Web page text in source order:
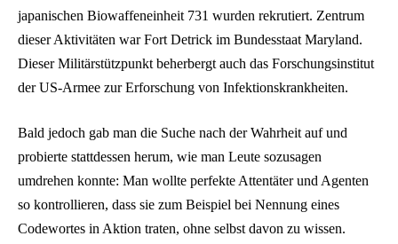
japanischen Biowaffeneinheit 731 wurden rekrutiert. Zentrum
dieser Aktivitäten war Fort Detrick im Bundesstaat Maryland.
Dieser Militärstützpunkt beherbergt auch das Forschungsinstitut
der US-Armee zur Erforschung von Infektionskrankheiten.
Bald jedoch gab man die Suche nach der Wahrheit auf und
probierte stattdessen herum, wie man Leute sozusagen
umdrehen konnte: Man wollte perfekte Attentäter und Agenten
so kontrollieren, dass sie zum Beispiel bei Nennung eines
Codewortes in Aktion traten, ohne selbst davon zu wissen.